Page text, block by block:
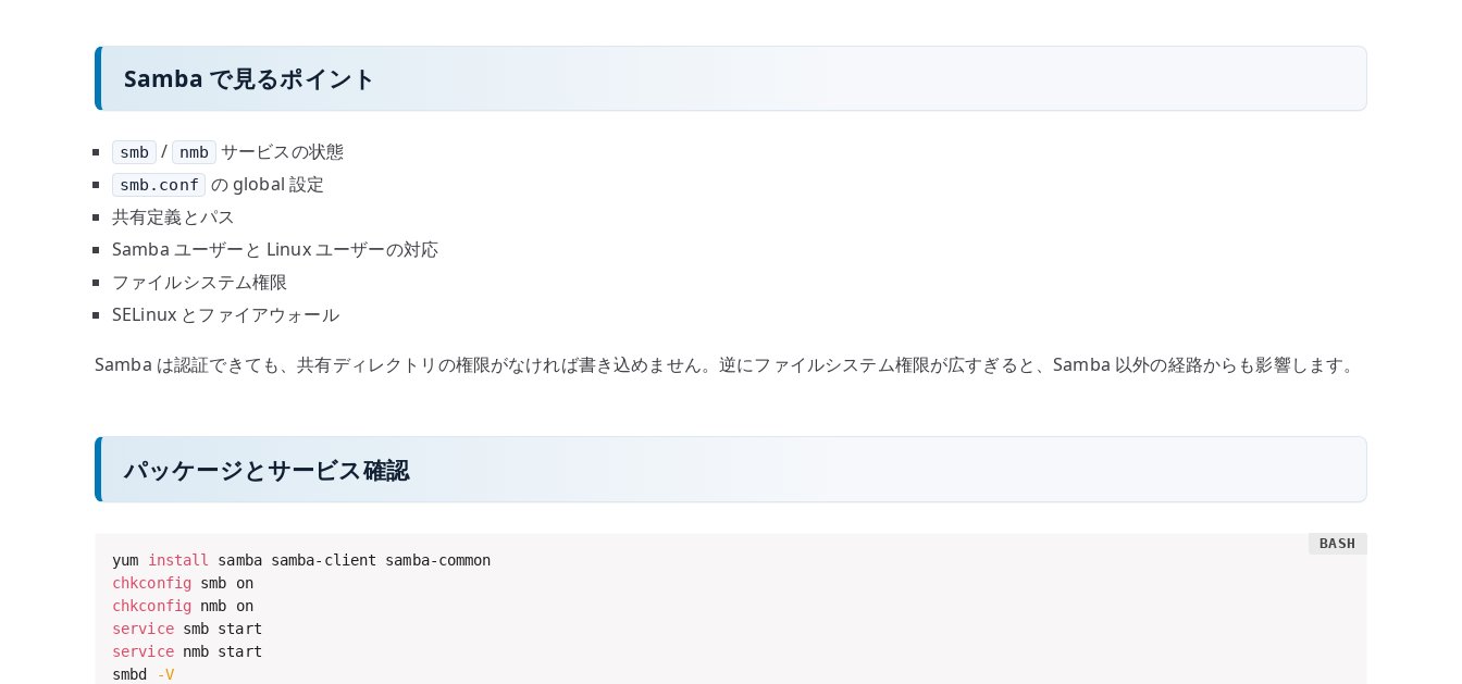
と
Samba で見るポイント
smb / nmb サービスの状態
smb.conf
の global 設定
共有定義とパス
Samba ユーザーと Linux ユーザーの対応
ファイルシステム権限
SELinux とファイアウォール
Samba は認証できても、共有ディレクトリの権限がなければ書き込めません。逆にファイルシステム権限が広すぎると、Samba 以外の経路からも影響します。
パッケージとサービス確認
yum install
chkconfig
smb on
chkconfig
nmb on
service
service nmb start
smbd
-V